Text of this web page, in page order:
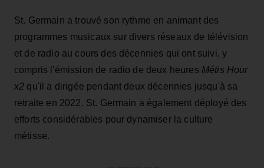
St. Germain a trouvé son rythme en animant des
programmes musicaux sur divers réseaux de télévision
et de radio au cours des décennies qui ont suivi, y
compris l'émission de radio de deux heures Métis Hour
x2 qu'il a dirigée pendant deux décennies jusqu'à sa
retraite en 2022. St. Germain a également déployé des
efforts considérables pour dynamiser la culture
métisse.